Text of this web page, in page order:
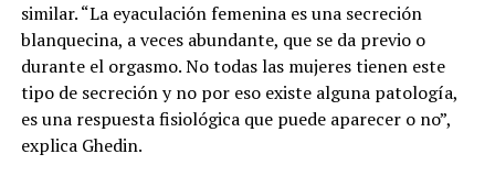
similar. “La eyaculación femenina es una secreción
blanquecina, a veces abundante, que se da previo o
durante el orgasmo. No todas las mujeres tienen este
tipo de secreción y no por eso existe alguna patología,
es una respuesta fisiológica que puede aparecer o no”,
explica Ghedin.